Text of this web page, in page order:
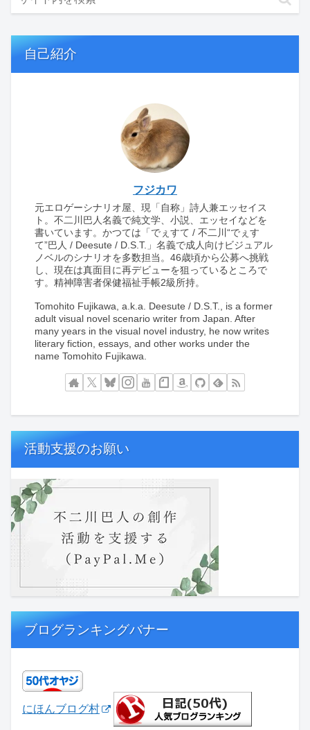
自己紹介
フジカワ
元エロゲーシナリオ屋、現「自称」詩人兼エッセイス
ト。不二川巴人名義で純文学、小説、エッセイなどを
書いています。かつては「でぇすて / 不二川“でぇす
て”巴人 / Deesute / D.S.T.」名義で成人向けビジュアル
ノベルのシナリオを多数担当。46歳頃から公募へ挑戦
し、現在は真面目に再デビューを狙っているところで
す。精神障害者保健福祉手帳2級所持。
Tomohito Fujikawa, a.k.a. Deesute / D.S.T., is a former
adult visual novel scenario writer from Japan. After
many years in the visual novel industry, he now writes
literary fiction, essays, and other works under the
name Tomohito Fujikawa.
活動支援のお願い
ブログランキングバナー
にほんブログ村